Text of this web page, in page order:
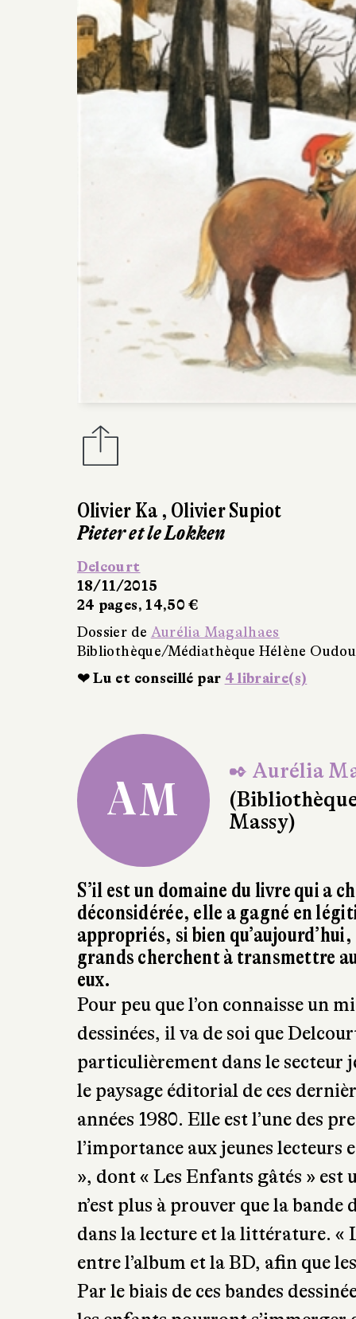
Olivier Ka , Olivier Supiot
Pieter et le Lokken
Delcourt
18/11/2015
24 pages, 14,50 €
Dossier de Aurélia Magalhaes
Bibliothèque/Médiathèque Hélène
❤ Lu et conseillé par 4 libraire(s)
AM
✒ Aurélia
Massy)
S’il est un domaine du livre qui a
déconsidérée, elle a gagné en
appropriés, si bien
grands cherchent à transmettre
eux.
Pour peu que l’on connaisse un
dessinées, il va de soi que
particulièrement dans le secteur
le paysage éditorial de ces
années 1980. Elle est l’une des
l’importance aux jeunes lecteurs
», dont « Les Enfants gâtés »
n’est plus à prouver que la
dans la lecture et la littérature. «
entre l’album et la BD, afin que
Par le biais de ces bandes